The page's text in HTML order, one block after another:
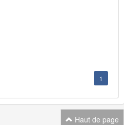
1
Haut de page